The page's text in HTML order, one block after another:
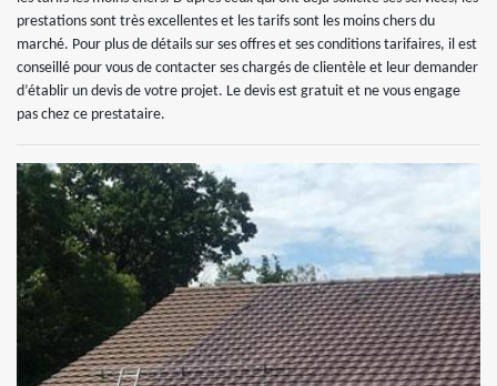
prestations sont très excellentes et les tarifs sont les moins chers du
marché. Pour plus de détails sur ses offres et ses conditions tarifaires, il est
conseillé pour vous de contacter ses chargés de clientèle et leur demander
d’établir un devis de votre projet. Le devis est gratuit et ne vous engage
pas chez ce prestataire.